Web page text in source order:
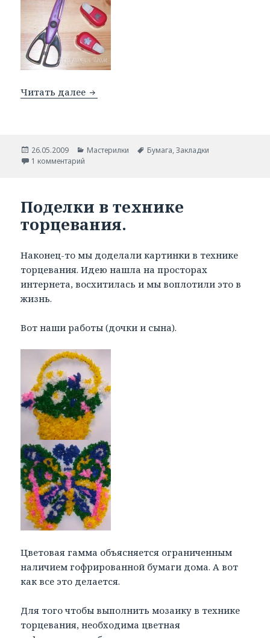
Читать далее Делаем закладки.
Опубликовано
26.05.2009 Рубрики
Мастерилки Метки
Бумага,Закладки
1 комментарий
Поделки в технике
торцевания.
Наконец-то мы доделали картинки в технике
торцевания. Идею нашла на просторах
интернета, восхитилась и мы воплотили это в
жизнь.
Вот наши работы (дочки и сына).
Цветовая гамма объясняется ограниченным
наличием гофрированной бумаги дома. А вот
как все это делается.
Для того чтобы выполнить мозаику в технике
торцевания, необходима цветная